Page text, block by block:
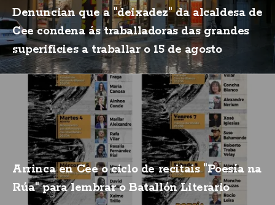
Denuncian que a "deixadez" da alcaldesa de
Cee condena ás traballadoras das grandes
superificies a traballar o 15 de agosto
Arrinca en Cee o ciclo de recitais "Poesía na
Rúa" para lembrar o Batallón Literario